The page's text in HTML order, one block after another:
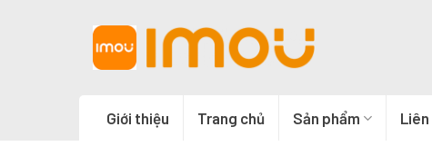
Giới thiệu Trang chủ Sản phẩm Liên